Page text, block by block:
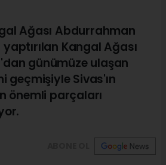
Ağası Abdurrahman
Kangal Ağası
günümüze ulaşan
geçmişiyle Sivas'ın
önemli parçaları